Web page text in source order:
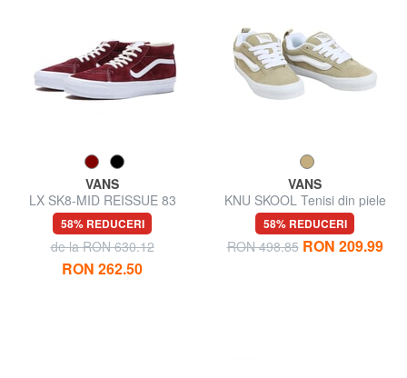
VANS
LX SK8-MID REISSUE 83
Adidași
58% REDUCERI
de la RON 630.12
RON 262.50
VANS
KNU SKOOL Tenisi din piele
58% REDUCERI
RON 498.85 RON 209.99